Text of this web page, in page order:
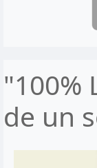
"100%
de un